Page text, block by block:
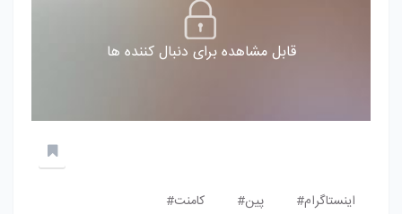
قابل مشاهده برای دنبال کننده ها
اینستاگرام# پین# کامنت#